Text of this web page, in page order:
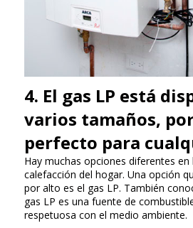
4. El gas LP está
varios tamaños,
perfecto para
Hay muchas opciones diferentes
calefacción del hogar. Una opción
por alto es el gas LP. También
gas LP es una fuente de
respetuosa con el medio ambiente.